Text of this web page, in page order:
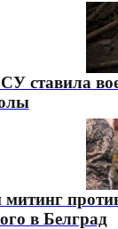
ставила
митинг
в Белград